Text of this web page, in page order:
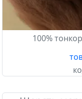
100%